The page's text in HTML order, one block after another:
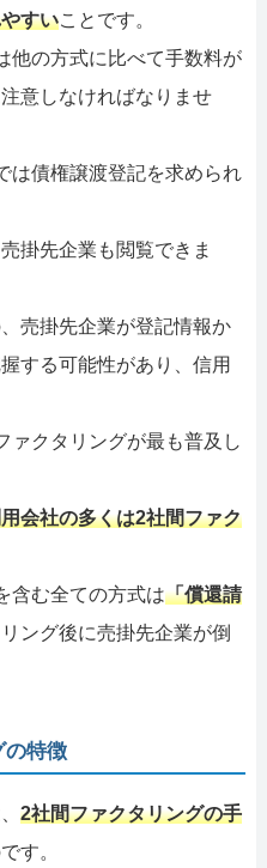
すいことです。
他の方式に比べて手数料が
意しなければなりませ
は債権譲渡登記を求められ
掛先企業も閲覧できま
売掛先企業が登記情報か
する可能性があり、信用
ァクタリングが最も普及し
会社の多くは2社間ファク
含む全ての方式は「償還請
ング後に売掛先企業が倒
の特徴
2社間ファクタリングの手
す。